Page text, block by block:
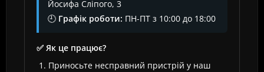
Йосифа Сліпого, 3
🕘 Графік роботи: ПН-ПТ з 10:00 до 18:00
✅ Як це працює?
Приносьте несправний пристрій у наш